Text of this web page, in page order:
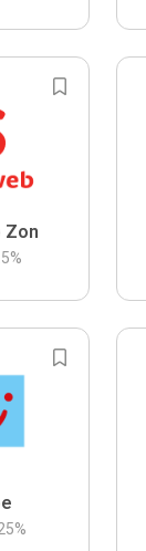
Zon
%
%